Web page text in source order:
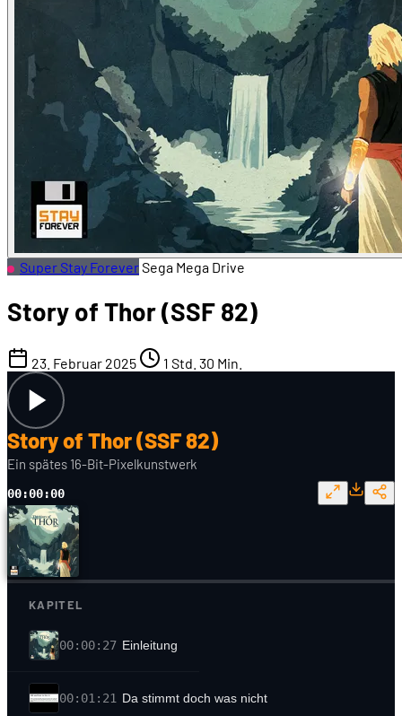
Super Stay ForeverSega Mega Drive
Story of Thor (SSF 82)
23. Februar 2025 1 Std. 30 Min.
Story of Thor (SSF 82)
Ein spätes 16-Bit-Pixelkunstwerk
00:00:00
KAPITEL
00:00:27 Einleitung
00:01:21 Da stimmt doch was nicht